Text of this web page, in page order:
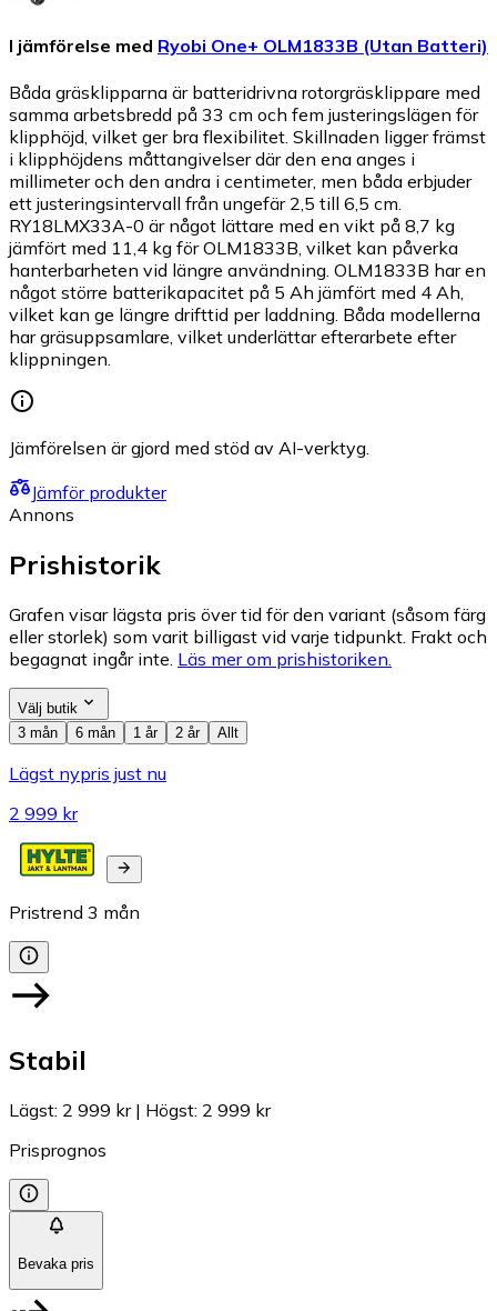
I jämförelse med Ryobi One+ OLM1833B (Utan Batteri)
Båda gräsklipparna är batteridrivna rotorgräsklippare med
samma arbetsbredd på 33 cm och fem justeringslägen för
klipphöjd, vilket ger bra flexibilitet. Skillnaden ligger främst
i klipphöjdens måttangivelser där den ena anges i
millimeter och den andra i centimeter, men båda erbjuder
ett justeringsintervall från ungefär 2,5 till 6,5 cm.
RY18LMX33A-0 är något lättare med en vikt på 8,7 kg
jämfört med 11,4 kg för OLM1833B, vilket kan påverka
hanterbarheten vid längre användning. OLM1833B har en
något större batterikapacitet på 5 Ah jämfört med 4 Ah,
vilket kan ge längre drifttid per laddning. Båda modellerna
har gräsuppsamlare, vilket underlättar efterarbete efter
klippningen.
Jämförelsen är gjord med stöd av AI-verktyg.
Jämför produkter
Annons
Prishistorik
Grafen visar lägsta pris över tid för den variant (såsom färg
eller storlek) som varit billigast vid varje tidpunkt. Frakt och
begagnat ingår inte. Läs mer om prishistoriken.
Välj butik
3 mån
6 mån 1 år 2 år Allt
Lägst nypris just nu
2 999 kr
Pristrend 3 mån
Stabil
Lägst: 2 999 kr| Högst: 2 999 kr
Prisprognos
Bevaka pris